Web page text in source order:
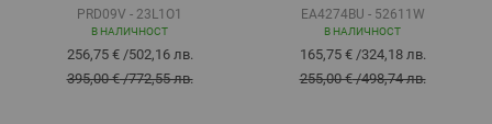
PRD09V - 23L1O1
В НАЛИЧНОСТ
256,75 €/502,16 лв.
395,00 €/772,55 лв.
EA4274BU - 52611W
В НАЛИЧНОСТ
165,75 €/324,18 лв.
255,00 €/498,74 лв.